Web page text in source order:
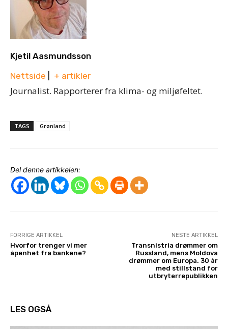
Kjetil Aasmundsson
Nettside
+ artikler
Journalist. Rapporterer fra klima- og miljøfeltet.
TAGS Grønland
Del denne artikkelen:
FORRIGE ARTIKKEL
Hvorfor trenger vi mer
åpenhet fra bankene?
NESTE ARTIKKEL
Transnistria drømmer om
Russland, mens Moldova
drømmer om Europa. 30 år
med stillstand for
utbryterrepublikken
LES OGSÅ